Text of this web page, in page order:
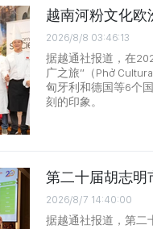
越南河粉文化欧
2026/8/8 03:46:13
据越通社报道，在
广之旅”（Phở
匈牙利和德国等6个
刻的印象。
第二十届胡志明
2026/8/7 14:40:00
据越通社报道，第二